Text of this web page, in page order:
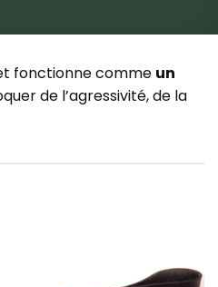
fonctionne comme un
de l’agressivité, de la